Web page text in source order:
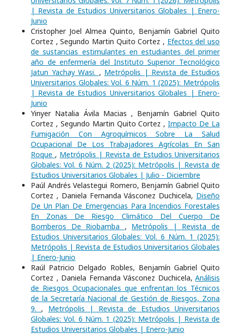
| Revista de Estudios Universitarios Globales | Enero-
Junio
Cristopher Joel Almea Quinto, Benjamín Gabriel Quito
Cortez , Segundo Martin Quito Cortez , Efectos del uso
de sustancias estimulantes en estudiantes del primer
año de enfermería del Instituto Superior Tecnológico
Jatun Yachay Wasi. , Metrópolis | Revista de Estudios
Universitarios Globales: Vol. 6 Núm. 1 (2025): Metrópolis
| Revista de Estudios Universitarios Globales | Enero-
Junio
Yinyer Natalia Ávila Macias , Benjamín Gabriel Quito
Cortez , Segundo Martin Quito Cortez ,Impacto De La
Fumigación Con Agroquímicos Sobre La Salud
Ocupacional De Los Trabajadores Agrícolas En San
Roque , Metrópolis | Revista de Estudios Universitarios
Globales: Vol. 6 Núm. 2 (2025): Metrópolis | Revista de
Estudios Universitarios Globales | Julio - Diciembre
Paúl Andrés Velastegui Romero, Benjamín Gabriel Quito
Cortez , Daniela Fernanda Vásconez Duchicela, Diseño
De Un Plan De Emergencias Para Incendios Forestales
En Zonas De Riesgo Climático Del Cuerpo De
Bomberos De Riobamba , Metrópolis | Revista de
Estudios Universitarios Globales: Vol. 6 Núm. 1 (2025):
Metrópolis | Revista de Estudios Universitarios Globales
| Enero-Junio
Raúl Patricio Delgado Robles, Benjamín Gabriel Quito
Cortez , Daniela Fernanda Vásconez Duchicela, Análisis
de Riesgos Ocupacionales que enfrentan los Técnicos
de la Secretaría Nacional de Gestión de Riesgos, Zona
9. , Metrópolis | Revista de Estudios Universitarios
Globales: Vol. 6 Núm. 1 (2025): Metrópolis | Revista de
Estudios Universitarios Globales | Enero-Junio